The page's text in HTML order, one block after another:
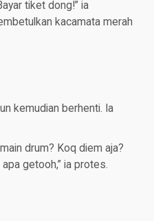
tiket dong!” ia
kacamata merah
kemudian berhenti. Ia
drum? Koq diem aja?
getooh,” ia protes.